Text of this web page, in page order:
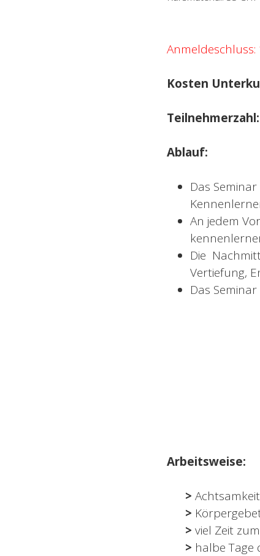
*Die
Anmeldeschluss:
Kosten
Teilnehmerzahl:
Ablauf:
Das
An jedem
Die
Vertiefung,
Das
Arbeitsweise:
>
>
> viel Zeit
> halbe Tage